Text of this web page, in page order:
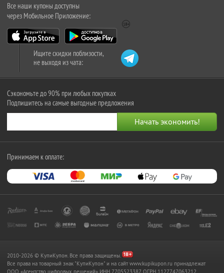
Все наши купоны доступны
через Мобильное Приложение:
Ищите скидки поблизости,
не выходя из чата:
Сэкономьте до 90% при любых покупках
Подпишитесь на самые выгодные предложения
Принимаем к оплате:
2010-2026 © КупиКупон. Все права защищены.
Все права на товарный знак "КупиКупон" и на сайт www.kupikupon.ru принадлежат
OOO «Агентство цифровых решений» ИНН 7705523387, ОГРН 1127747063212